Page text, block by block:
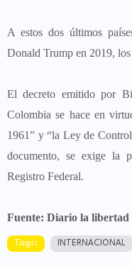
A estos dos últimos
Donald Trump en 2019, los
El decreto emitido por
Colombia se hace en
1961” y “la Ley de
documento, se exige la
Registro Federal.
Fuente: Diario la libertad
Tags: INTERNACIONAL